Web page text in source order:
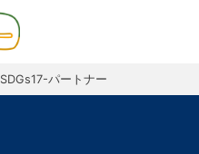
SDGs17-パートナー